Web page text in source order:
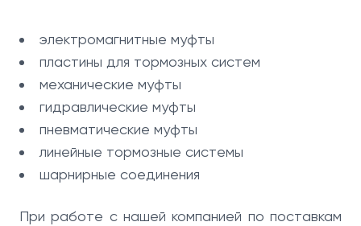
электромагнитные муфты
пластины для тормозных систем
механические муфты
гидравлические муфты
пневматические муфты
линейные тормозные системы
шарнирные соединения
При работе с нашей компанией по поставкам